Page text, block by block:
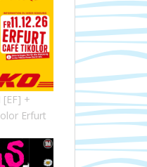
[EF] +
Erfurt